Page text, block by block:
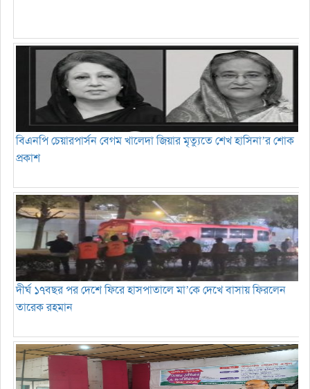
বিএনপি চেয়ারপার্সন বেগম খালেদা জিয়ার মৃত্যুতে শেখ হাসিনা’র শোক
প্রকাশ
দীর্ঘ ১৭বছর পর দেশে ফিরে হাসপাতালে মা’কে দেখে বাসায় ফিরলেন
তারেক রহমান